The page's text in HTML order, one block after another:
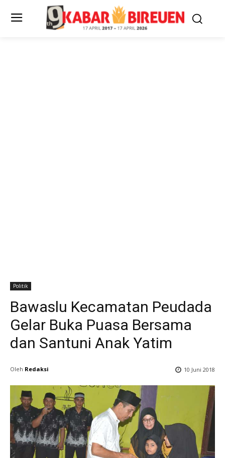
Politik
Bawaslu Kecamatan Peudada
Gelar Buka Puasa Bersama
dan Santuni Anak Yatim
Oleh Redaksi 10 Juni 2018